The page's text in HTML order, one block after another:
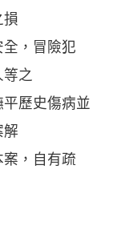
損
，冒險犯
之
歷史傷病並
解
，自有疏